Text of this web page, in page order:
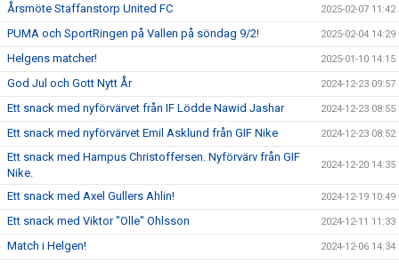
Årsmöte Staffanstorp United FC 2025-02-07 11:42
PUMA och SportRingen på Vallen på söndag 9/2! 2025-02-04 14:29
Helgens matcher! 2025-01-10 14:15
God Jul och Gott Nytt År 2024-12-23 09:57
Ett snack med nyförvärvet från IF Lödde Nawid Jashar 2024-12-23 08:55
Ett snack med nyförvärvet Emil Asklund från GIF Nike 2024-12-23 08:52
Ett snack med Hampus Christoffersen. Nyförvärv från GIF
Nike.
2024-12-20 14:35
Ett snack med Axel Gullers Ahlin! 2024-12-19 10:49
Ett snack med Viktor "Olle" Ohlsson 2024-12-11 11:33
Match i Helgen! 2024-12-06 14:34